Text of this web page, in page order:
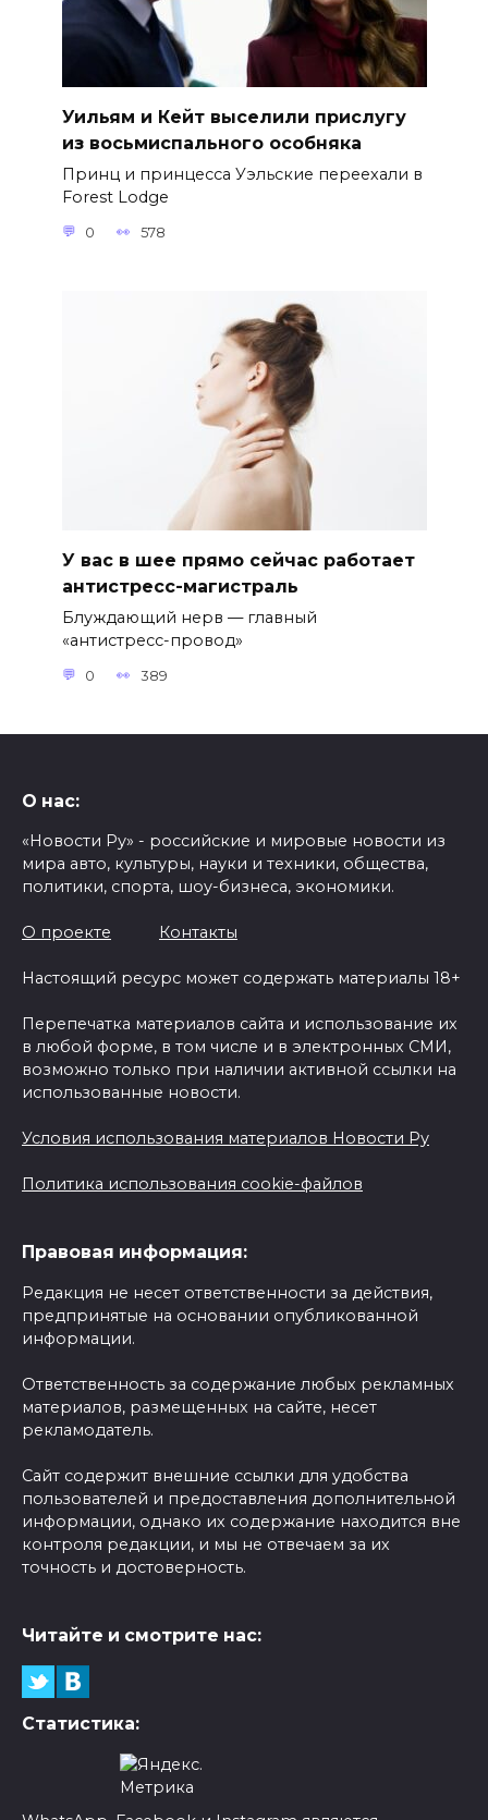
Уильям и Кейт выселили прислугу
из восьмиспального особняка
Принц и принцесса Уэльские переехали в
Forest Lodge
0 578
У вас в шее прямо сейчас работает
антистресс-магистраль
Блуждающий нерв — главный
«антистресс-провод»
0 389
О нас:
«Новости Ру» - российские и мировые новости из
мира авто, культуры, науки и техники, общества,
политики, спорта, шоу-бизнеса, экономики.
О проекте Контакты
Настоящий ресурс может содержать материалы 18+
Перепечатка материалов сайта и использование их
в любой форме, в том числе и в электронных СМИ,
возможно только при наличии активной ссылки на
использованные новости.
Условия использования материалов Новости Ру
Политика использования cookie-файлов
Правовая информация:
Редакция не несет ответственности за действия,
предпринятые на основании опубликованной
информации.
Ответственность за содержание любых рекламных
материалов, размещенных на сайте, несет
рекламодатель.
Сайт содержит внешние ссылки для удобства
пользователей и предоставления дополнительной
информации, однако их содержание находится вне
контроля редакции, и мы не отвечаем за их
точность и достоверность.
Читайте и смотрите нас:
Статистика: